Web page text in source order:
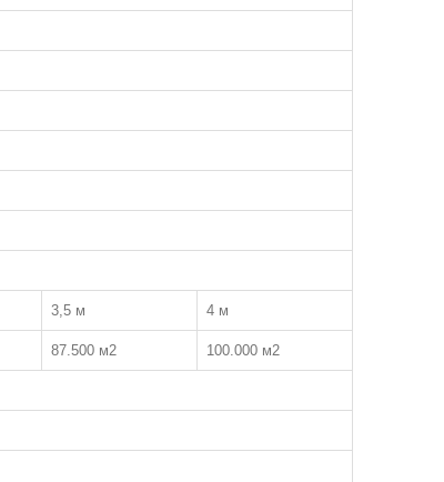
3,5 м 4 м
87.500 м2 100.000 м2